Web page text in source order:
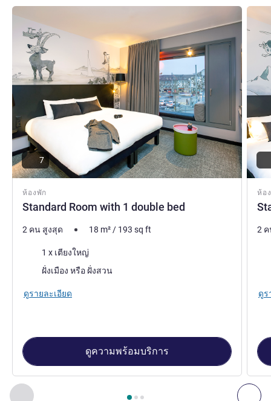
ก่อนหน้า - ห้องพัก ถั
หน้า1 , ห้องพัก 1 : Standard Room with 1 double bed
ห้องพัก
Standard Room with 1 double bed
ดูรายละเอียด
7
2 คน สูงสุด 18 m²/ 193 sq ft
เครื่องนอน
1 x เตียงใหญ่
ฝั่งเมือง หรือ ฝั่งสวน
ดูรายละเอียด
ดูความพร้อมบริการ
ห้อ
ดูราย
2
ดูร